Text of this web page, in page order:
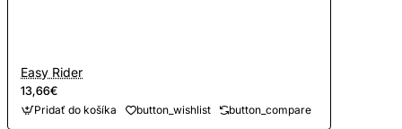
Easy Rider
13,66€
Pridať do košíka button_wishlist button_compare